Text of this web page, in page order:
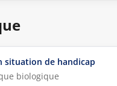
situation de handicap
biologique